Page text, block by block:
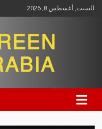
السبت, أغسطس 8, 2026
Screen Arabia